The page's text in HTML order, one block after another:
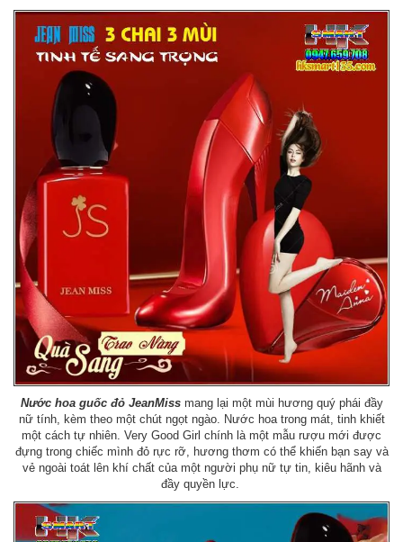
Nước hoa guốc đỏ JeanMissmang lại một mùi hương quý phái đầy
nữ tính, kèm theo một chút ngọt ngào. Nước hoa trong mát, tinh khiết
một cách tự nhiên. Very Good Girl chính là một mẫu rượu mới được
đựng trong chiếc mình đỏ rực rỡ, hương thơm có thể khiến bạn say và
vẻ ngoài toát lên khí chất của một người phụ nữ tự tin, kiêu hãnh và
đầy quyền lực.